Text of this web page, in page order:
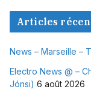
Articles
News – Marseille –
Electro News @ –
Jónsi) 6 août 2026